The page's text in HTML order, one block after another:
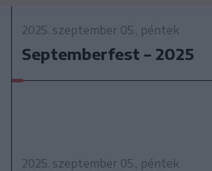
2025. szeptember 05., péntek
Septemberfest – 2025
2025. szeptember 05., péntek